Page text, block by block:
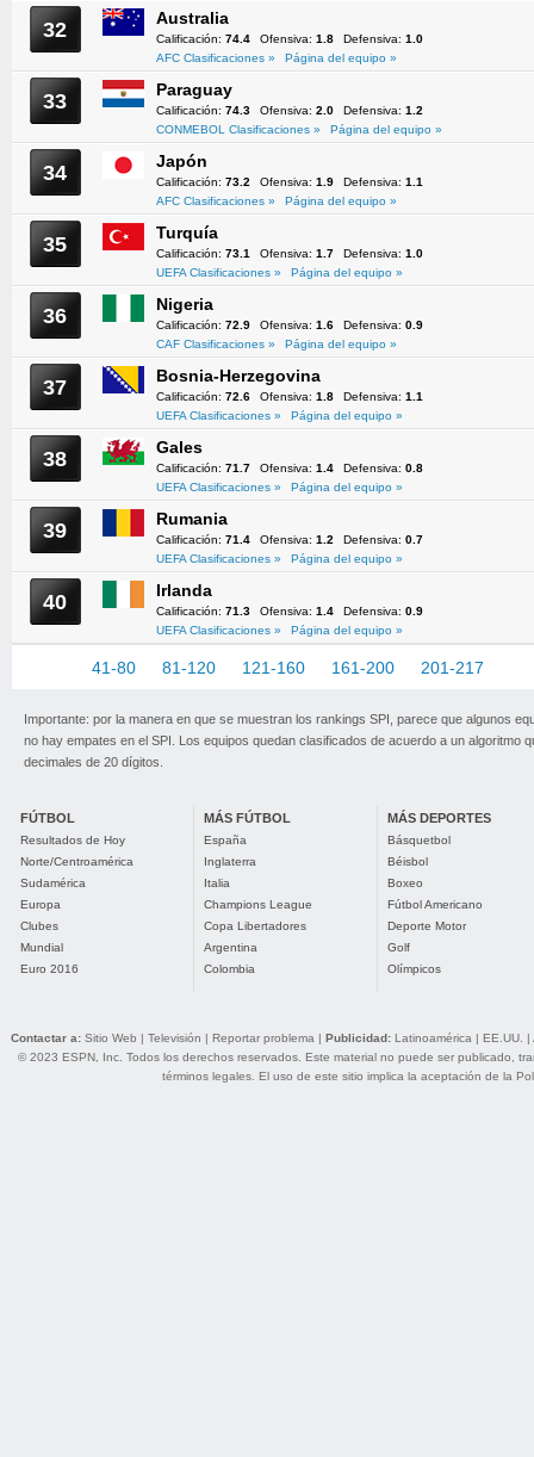
32 Australia
Calificación: 74.4 Ofensiva: 1.8 Defensiva: 1.0
AFC Clasificaciones »
Página del equipo »
33 Paraguay
Calificación: 74.3 Ofensiva: 2.0 Defensiva: 1.2
CONMEBOL Clasificaciones »
Página del equipo »
34 Japón
Calificación: 73.2 Ofensiva: 1.9 Defensiva: 1.1
AFC Clasificaciones »
Página del equipo »
35 Turquía
Calificación: 73.1 Ofensiva: 1.7 Defensiva: 1.0
UEFA Clasificaciones »
Página del equipo »
36 Nigeria
Calificación: 72.9 Ofensiva: 1.6 Defensiva: 0.9
CAF Clasificaciones »
Página del equipo »
37 Bosnia-Herzegovina
Calificación: 72.6 Ofensiva: 1.8 Defensiva: 1.1
UEFA Clasificaciones »
Página del equipo »
38 Gales
Calificación: 71.7 Ofensiva: 1.4 Defensiva: 0.8
UEFA Clasificaciones »
Página del equipo »
39 Rumania
Calificación: 71.4 Ofensiva: 1.2 Defensiva: 0.7
UEFA Clasificaciones »
Página del equipo »
40 Irlanda
Calificación: 71.3 Ofensiva: 1.4 Defensiva: 0.9
UEFA Clasificaciones »
Página del equipo »
41-80 81-120 121-160 161-200 201-217
Importante: por la manera en que se muestran los rankings SPI, parece que algunos
no hay empates en el SPI. Los equipos quedan clasificados de acuerdo a un algoritmo
decimales de 20 dígitos.
FÚTBOL
Resultados de Hoy
Norte/Centroamérica
Sudamérica
Europa
Clubes
Mundial
Euro 2016
MÁS FÚTBOL
España
Inglaterra
Italia
Champions League
Copa Libertadores
Argentina
Colombia
MÁS DEPORTES
Básquetbol
Béisbol
Boxeo
Fútbol Americano
Deporte Motor
Golf
Olímpicos
Contactar a: Sitio Web | Televisión | Reportar problema | Publicidad: Latinoamérica | EE.UU. |
© 2023 ESPN, Inc. Todos los derechos reservados. Este material no puede ser publicado,
términos legales. El uso de este sitio implica la aceptación de la